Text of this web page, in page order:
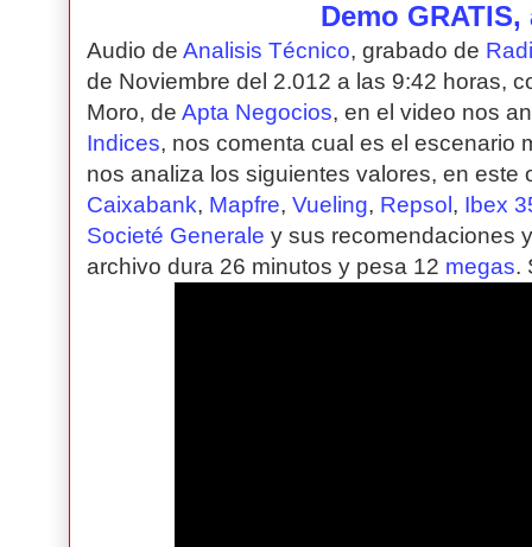
Demo
Audio deAnalisis Técnico, grabado de
de Noviembre del 2.012 a las 9:42 horas,
Moro, deApta Negocios, en el video nos
Indices, nos comenta cual es el escenario
nos analiza los siguientes valores, en este
Caixabank, Mapfre,Vueling, Repsol , Ibex
Societé Generale y sus recomendaciones
archivo dura 26 minutos y pesa 12 megas.